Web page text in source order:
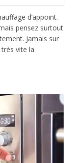
d’appoint.
pensez surtout
Jamais sur
vite la